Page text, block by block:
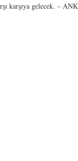
karşıya gelecek. –